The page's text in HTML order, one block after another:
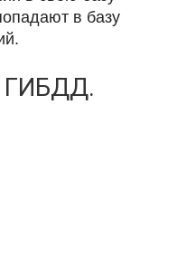
в базу
ГИБДД.